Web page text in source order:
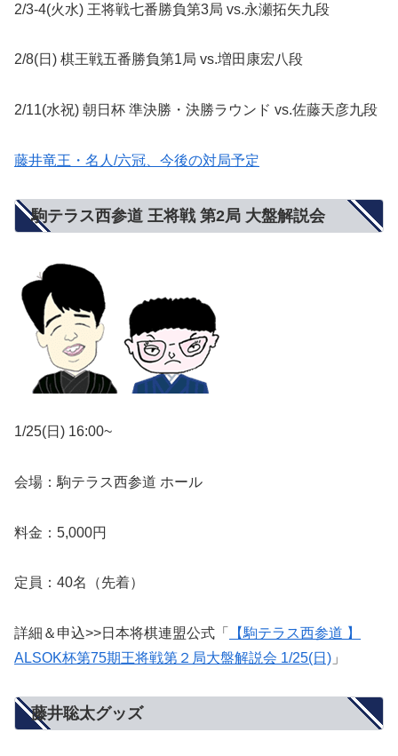
2/3-4(火水) 王将戦七番勝負第3局 vs.永瀬拓矢九段
2/8(日) 棋王戦五番勝負第1局 vs.増田康宏八段
2/11(水祝) 朝日杯 準決勝・決勝ラウンド vs.佐藤天彦九段
藤井竜王・名人/六冠、今後の対局予定
駒テラス西参道 王将戦 第2局 大盤解説会
1/25(日) 16:00~
会場：駒テラス西参道 ホール
料金：5,000円
定員：40名（先着）
詳細＆申込>>日本将棋連盟公式「
【駒テラス西参道 】
ALSOK杯第75期王将戦第２局大盤解説会 1/25(日) 」
藤井聡太グッズ